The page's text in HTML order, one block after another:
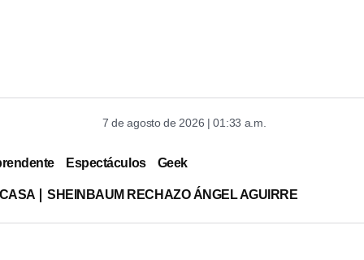
7 de agosto de 2026 | 01:33 a.m.
Espectáculos Geek
SHEINBAUM RECHAZO ÁNGEL AGUIRRE